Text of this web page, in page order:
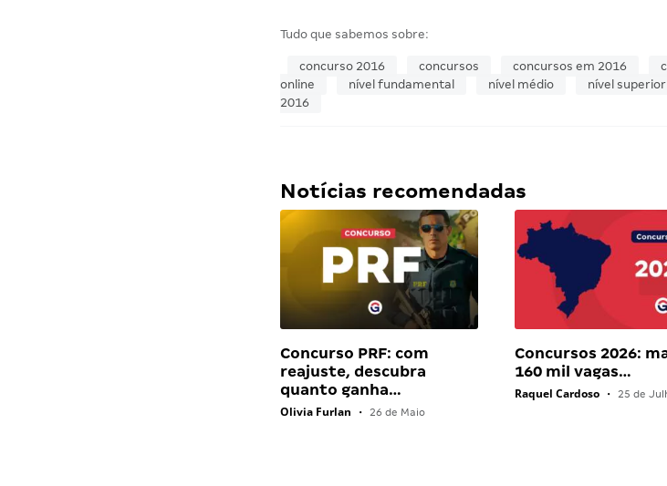
Tudo que sabemos sobre:
concurso 2016 concursos concursos em 2016
online
nível fundamental nível médio nível superior
2016
Notícias recomendadas
Concurso PRF: com
reajuste, descubra
quanto ganha…
Olivia Furlan • 26 de Maio
Concursos 2026:
160 mil vagas…
Raquel Cardoso • 25 de